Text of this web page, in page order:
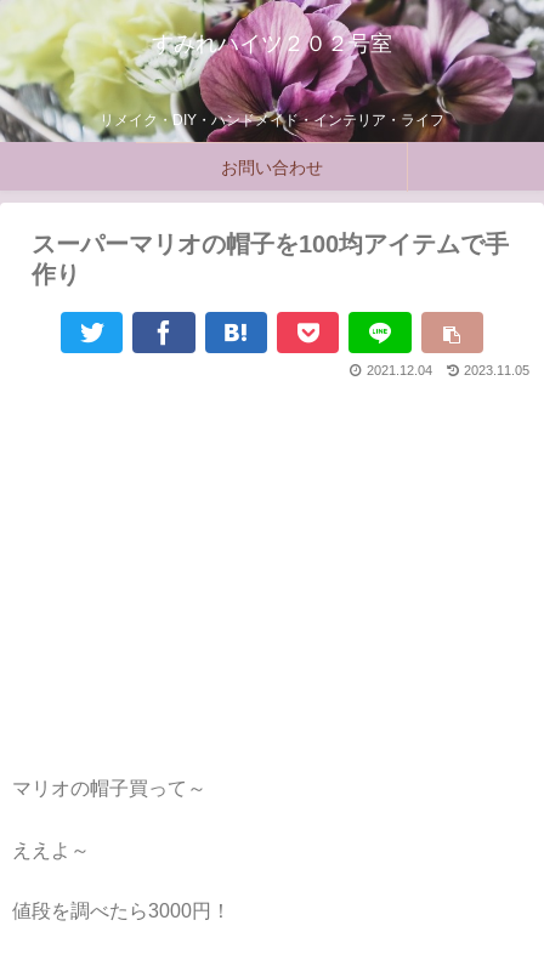
すみれハイツ２０２号室
リメイク・DIY・ハンドメイド・インテリア・ライフ
お問い合わせ
スーパーマリオの帽子を100均アイテムで手
作り
2023.11.05
2021.12.04
マリオの帽子買って～
ええよ～
値段を調べたら3000円！